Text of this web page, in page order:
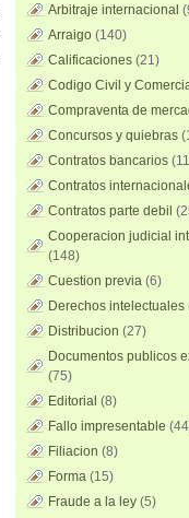
Arbitraje internacional
Arraigo (140)
Calificaciones (21)
Codigo Civil y
Compraventa de
Concursos y quiebras
Contratos bancarios
Contratos
Contratos parte debil
Cooperacion judicial
(148)
Cuestion previa (6)
Derechos intelectuales
Distribucion (27)
Documentos publicos
(75)
Editorial (8)
Fallo impresentable
Filiacion (8)
Forma (15)
Fraude a la ley (5)